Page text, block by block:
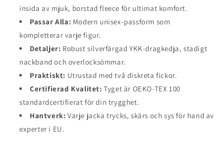
insida av mjuk, borstad fleece för ultimat komfort.
Passar Alla: Modern unisex-passform som
kompletterar varje figur.
Detaljer: Robust silverfärgad YKK-dragkedja, stadigt
nackband och overlocksömmar.
Praktiskt: Utrustad med två diskreta fickor.
Certifierad Kvalitet: Tyget är OEKO-TEX 100
standardcertifierat för din trygghet.
Hantverk: Varje jacka trycks, skärs och sys för hand av
experter i EU.